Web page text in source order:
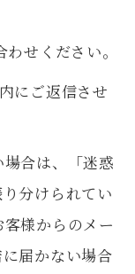
せください。
にご返信させ
合は、「迷惑
分けられてい
様からのメー
届かない場合